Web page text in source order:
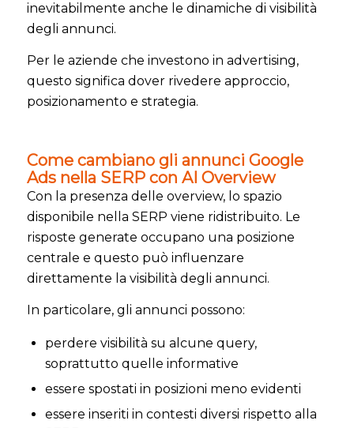
inevitabilmente anche le dinamiche di visibilità
degli annunci.
Per le aziende che investono in advertising,
questo significa dover rivedere approccio,
posizionamento e strategia.
Come cambiano gli annunci Google
Ads nella SERP con AI Overview
Con la presenza delle overview, lo spazio
disponibile nella SERP viene ridistribuito. Le
risposte generate occupano una posizione
centrale e questo può influenzare
direttamente la visibilità degli annunci.
In particolare, gli annunci possono:
perdere visibilità su alcune query,
soprattutto quelle informative
essere spostati in posizioni meno evidenti
essere inseriti in contesti diversi rispetto alla